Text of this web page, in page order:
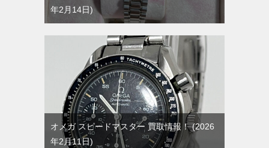
年2月14日
オメガ スピードマスター 買取情報！ 2026
年2月11日